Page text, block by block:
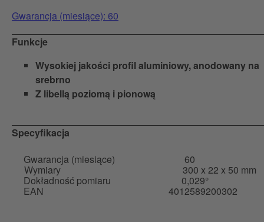
Gwarancja (miesiące): 60
Funkcje
Wysokiej jakości profil aluminiowy, anodowany na
srebrno
Z libellą poziomą i pionową
Specyfikacja
Gwarancja (miesiące)
60
Wymiary 300 x 22 x 50 mm
Dokładność pomiaru 0,029°
EAN 4012589200302